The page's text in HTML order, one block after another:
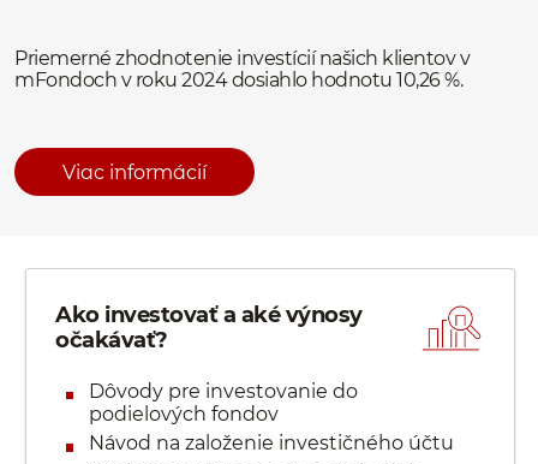
Priemerné zhodnotenie investícií našich klientov v
mFondoch v roku 2024 dosiahlo hodnotu 10,26 %.
Viac informácií
Ako investovať a aké výnosy
očakávať?
Dôvody pre investovanie do
podielových fondov
Návod na založenie investičného účtu